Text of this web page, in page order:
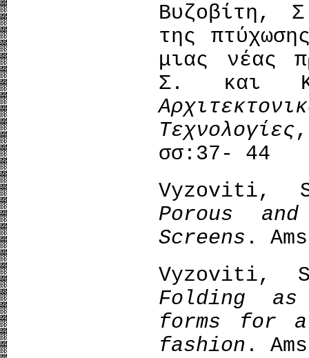
Βυζοβίτη,
της
μιας νέας
Σ. και
Τεχνολογίες
σσ:37- 44
Vyzoviti,
Porous
Screens .
Vyzoviti,
Folding
forms for
fashion .